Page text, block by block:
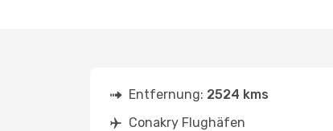
Entfernung: 2524 kms
Conakry Flughäfen